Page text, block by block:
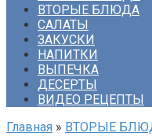
ВТОРЫЕ БЛЮДА
САЛАТЫ
ЗАКУСКИ
НАПИТКИ
ВЫПЕЧКА
ДЕСЕРТЫ
ВИДЕО РЕЦЕПТЫ
Главная » ВТОРЫЕ